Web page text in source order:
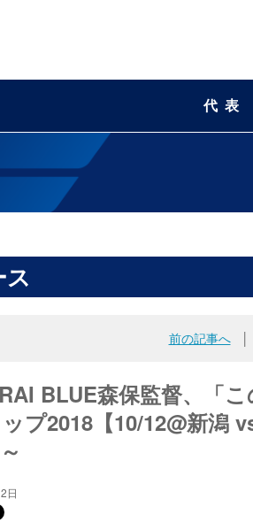
代表
前の記事へ│
BLUE森保監督、「
プ2018【10/12@新潟
日